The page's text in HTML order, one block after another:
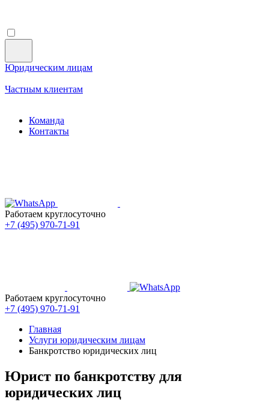
Юридическим лицам
Частным клиентам
Команда
Контакты
Работаем круглосуточно
+7 (495) 970-71-91
Работаем круглосуточно
+7 (495) 970-71-91
Главная
Услуги юридическим лицам
Банкротство юридических лиц
Юрист по банкротству для
юридических лиц